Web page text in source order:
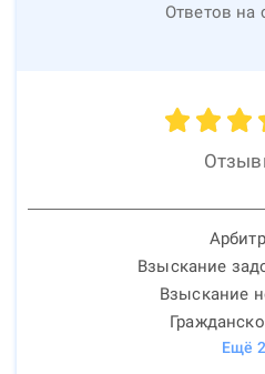
Ответов на
Взыскание
Взыскание
Ещё